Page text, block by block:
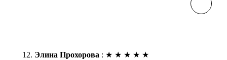
Элина Прохорова : ★ ★ ★ ★ ★